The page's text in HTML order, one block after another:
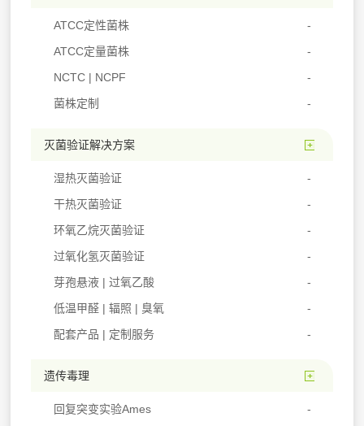
ATCC定性菌株
ATCC定量菌株
NCTC | NCPF
菌株定制
灭菌验证解决方案
湿热灭菌验证
干热灭菌验证
环氧乙烷灭菌验证
过氧化氢灭菌验证
芽孢悬液 | 过氧乙酸
低温甲醛 | 辐照 | 臭氧
配套产品 | 定制服务
遗传毒理
回复突变实验Ames